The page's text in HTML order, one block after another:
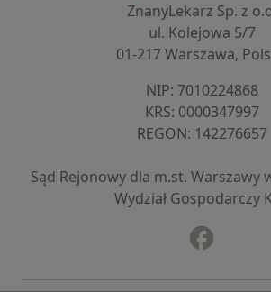
ZnanyLekarz Sp. z
ul. Kolejowa 5/7
01-217 Warszawa,
NIP: ⁠7010224868
KRS: ⁠0000347997
REGON: ⁠142276657
Sąd Rejonowy dla m.st. Warszawy
Wydział Gospodarczy